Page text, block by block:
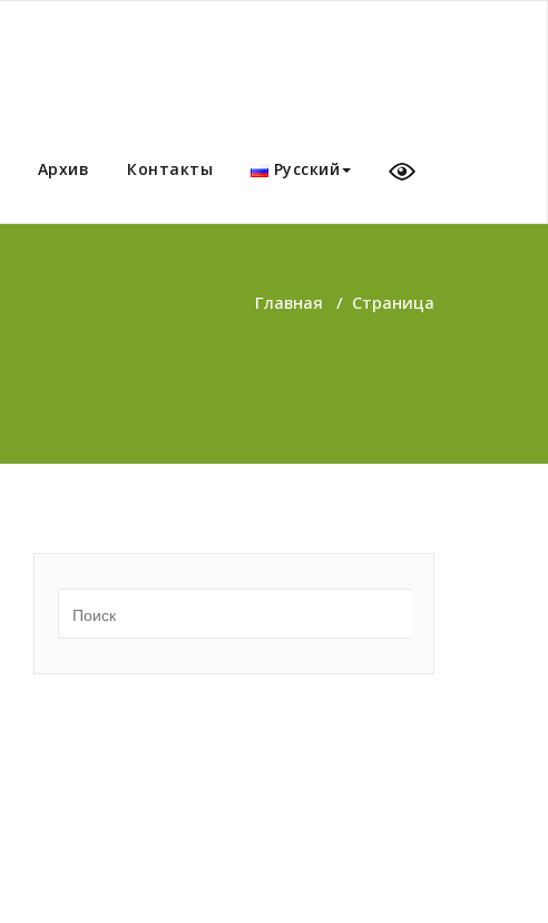
Архив Контакты Русский
Главная / Страница